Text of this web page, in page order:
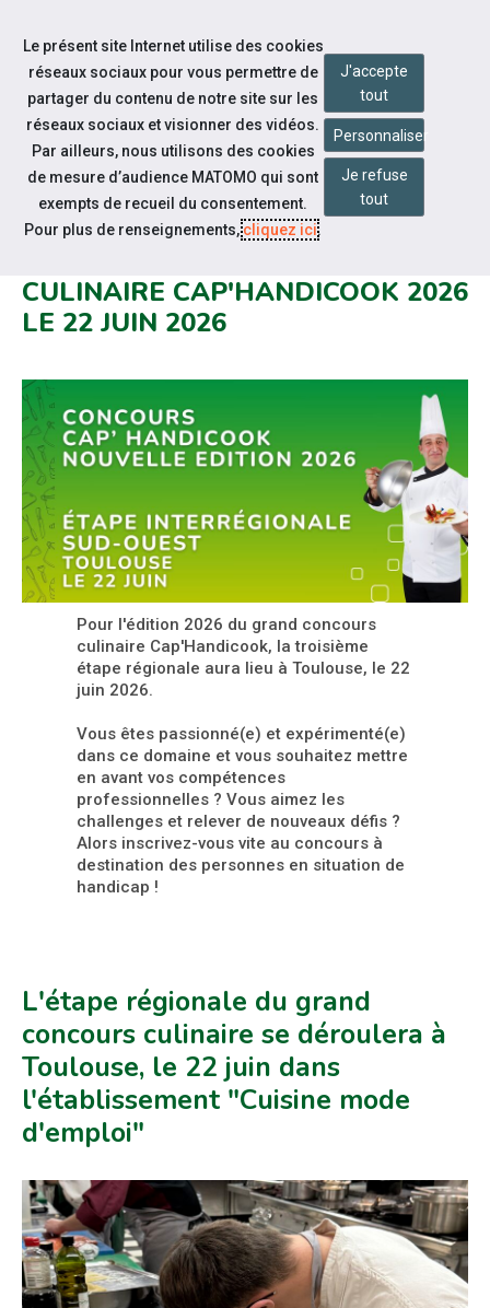
Aller au contenu
Notre actualité
ETAPE INTERRÉGIONALE SUD-
CULINAIRE CAP'HANDICOOK 2026
LE 22 JUIN 2026
Pour l'édition 2026 du grand concours
culinaire Cap'Handicook, la troisième
étape régionale aura lieu à Toulouse, le 22
juin 2026.
Vous êtes passionné(e) et expérimenté(e)
dans ce domaine et vous souhaitez mettre
en avant vos compétences
professionnelles ? Vous aimez les
challenges et relever de nouveaux défis ?
Alors inscrivez-vous vite au concours à
destination des personnes en situation de
handicap !
L'étape régionale du grand
concours culinaire se déroulera à
Toulouse, le 22 juin dans
l'établissement "Cuisine mode
d'emploi"
Le présent site Internet utilise des cookies
réseaux sociaux pour vous permettre de
partager du contenu de notre site sur les
réseaux sociaux et visionner des vidéos.
Par ailleurs, nous utilisons des cookies
de mesure d’audience MATOMO qui sont
exempts de recueil du consentement.
Pour plus de renseignements,cliquez ici.
J'accepte
tout
Personnaliser
Je refuse
tout